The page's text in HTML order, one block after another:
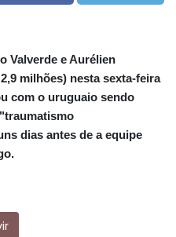
Valverde e Aurélien
milhões) nesta sexta-feira
com o uruguaio sendo
dias antes de a equipe